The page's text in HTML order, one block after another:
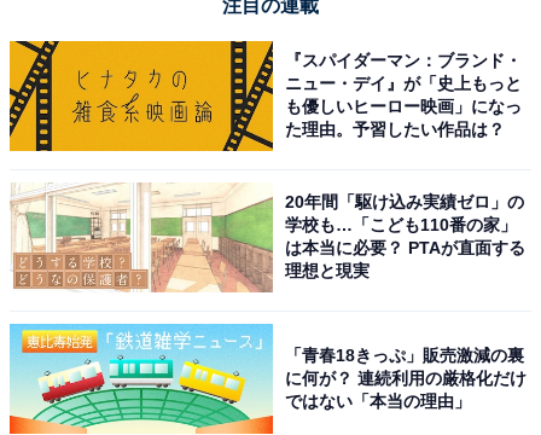
注目の連載
『スパイダーマン：ブランド・
ニュー・デイ』が「史上もっと
も優しいヒーロー映画」になっ
た理由。予習したい作品は？
20年間「駆け込み実績ゼロ」の
学校も…「こども110番の家」
は本当に必要？ PTAが直面する
理想と現実
「青春18きっぷ」販売激減の裏
に何が？ 連続利用の厳格化だけ
ではない「本当の理由」